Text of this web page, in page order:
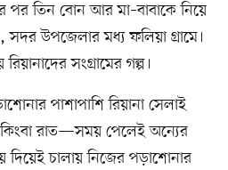
পর তিন বোন আর মা–বাবাকে নিয়ে
সদর উপজেলার মধ্য ফলিয়া গ্রামে।
সংগ্রামের গল্প।
পাশাপাশি রিয়ানা সেলাই
রাত—সময় পেলেই অন্যের
চালায় নিজের পড়াশোনার